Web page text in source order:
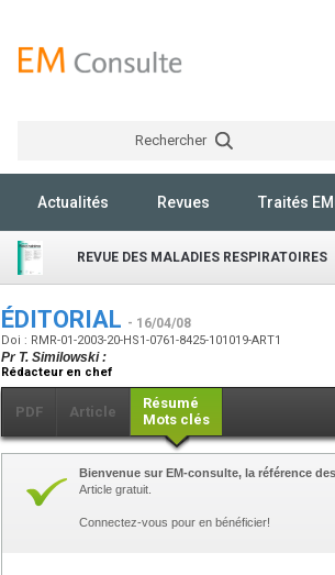
Rechercher
Actualités Revues Traités
REVUE DES MALADIES RESPIRATOIRES
ÉDITORIAL - 16/04/08
Doi : RMR-01-2003-20-HS1-0761-8425-101019-ART1
Pr T. Similowski :
Rédacteur en chef
PDF Article
Résumé
Mots clés
Bienvenue sur EM-consulte, la référence
Article gratuit.
Connectez-vous pour en bénéficier!